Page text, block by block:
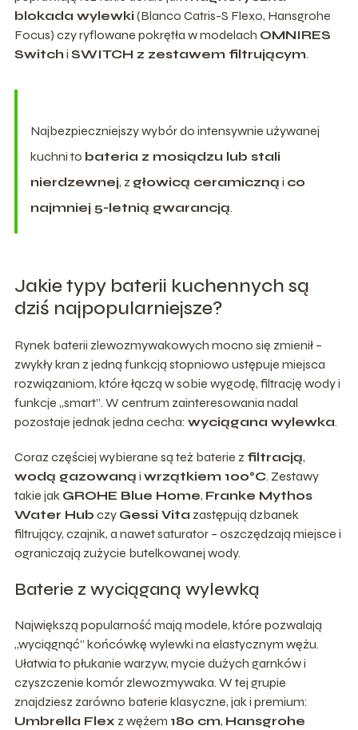
blokada wylewki (Blanco Catris-S Flexo, Hansgrohe
Focus) czy ryflowane pokrętła w modelach OMNIRES
Switch i SWITCH z zestawem filtrującym.
Najbezpieczniejszy wybór do intensywnie używanej
kuchni to bateria z mosiądzu lub stali
nierdzewnej, z głowicą ceramiczną i co
najmniej 5-letnią gwarancją.
Jakie typy baterii kuchennych są
dziś najpopularniejsze?
Rynek baterii zlewozmywakowych mocno się zmienił –
zwykły kran z jedną funkcją stopniowo ustępuje miejsca
rozwiązaniom, które łączą w sobie wygodę, filtrację wody i
funkcje „smart”. W centrum zainteresowania nadal
pozostaje jednak jedna cecha: wyciągana wylewka.
Coraz częściej wybierane są też baterie z filtracją,
wodą gazowaną i wrzątkiem 100°C. Zestawy
takie jak GROHE Blue Home, Franke Mythos
Water Hub czy Gessi Vita zastępują dzbanek
filtrujący, czajnik, a nawet saturator – oszczędzają miejsce i
ograniczają zużycie butelkowanej wody.
Baterie z wyciąganą wylewką
Największą popularność mają modele, które pozwalają
„wyciągnąć” końcówkę wylewki na elastycznym wężu.
Ułatwia to płukanie warzyw, mycie dużych garnków i
czyszczenie komór zlewozmywaka. W tej grupie
znajdziesz zarówno baterie klasyczne, jak i premium:
Umbrella Flex z wężem 180 cm, Hansgrohe